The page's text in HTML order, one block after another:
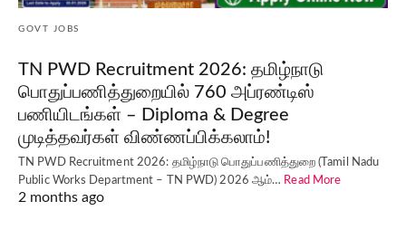
GOVT JOBS
TN PWD Recruitment 2026: தமிழ்நாடு
பொதுப்பணித்துறையில் 760 அப்ரண்டிஸ்
பணியிடங்கள் – Diploma & Degree
முடித்தவர்கள் விண்ணப்பிக்கலாம்!
TN PWD Recruitment 2026: தமிழ்நாடு பொதுப்பணித்துறை (Tamil Nadu
Public Works Department – TN PWD) 2026 ஆம்… Read More
2 months ago